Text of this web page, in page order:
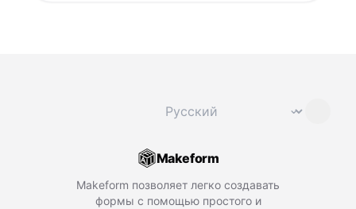
⌄
Makeform
Makeform позволяет легко создавать
формы с помощью простого и